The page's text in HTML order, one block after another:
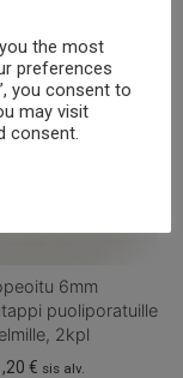
6mm
puoliporatuille
2kpl
€ sis alv.
the most
preferences
you consent to
may visit
consent.